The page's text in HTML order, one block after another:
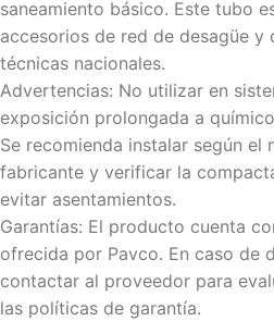
saneamiento básico. Este tubo
accesorios de red de desagüe y
técnicas nacionales.
Advertencias: No utilizar en
exposición prolongada a
Se recomienda instalar según el
fabricante y verificar la
evitar asentamientos.
Garantías: El producto cuenta
ofrecida por Pavco. En caso de
contactar al proveedor para
las políticas de garantía.